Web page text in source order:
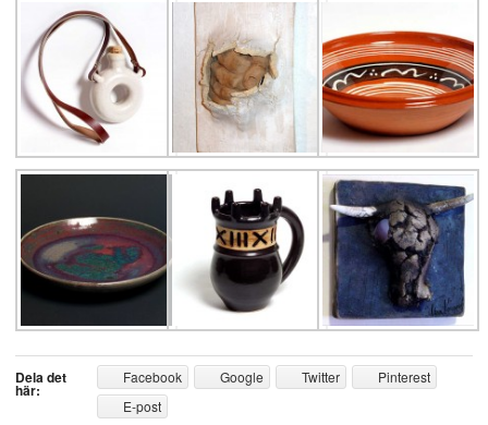
Dela det
här:
Facebook Google Twitter
Pinterest
E-post